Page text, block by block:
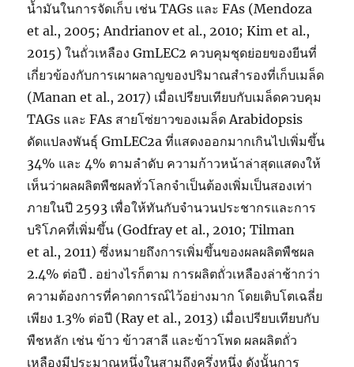
น้ำมันในการจัดเก็บ เช่น TAGs และ FAs (Mendoza
et al., 2005; Andrianov et al., 2010; Kim et al.,
2015) ในถั่วเหลือง GmLEC2 ควบคุมชุดย่อยของยีนที่
เกี่ยวข้องกับการเผาผลาญของปริมาณสำรองที่เก็บเมล็ด
(Manan et al., 2017) เมื่อเปรียบเทียบกับเมล็ดควบคุม
TAGs และ FAs สายโซ่ยาวของเมล็ด Arabidopsis
ดัดแปลงพันธุ์ GmLEC2a ที่แสดงออกมากเกินไปเพิ่มขึ้น
34% และ 4% ตามลำดับ ความก้าวหน้าล่าสุดแสดงให้
เห็นว่าผลผลิตพืชผลทั่วโลกจำเป็นต้องเพิ่มเป็นสองเท่า
ภายในปี 2593 เพื่อให้ทันกับจำนวนประชากรและการ
บริโภคที่เพิ่มขึ้น (Godfray et al., 2010; Tilman
et al., 2011) ซึ่งหมายถึงการเพิ่มขึ้นของผลผลิตพืชผล
2.4% ต่อปี . อย่างไรก็ตาม การผลิตถั่วเหลืองล่าช้ากว่า
ความต้องการที่คาดการณ์ไว้อย่างมาก โดยเติบโตเฉลี่ย
เพียง 1.3% ต่อปี (Ray et al., 2013) เมื่อเปรียบเทียบกับ
พืชหลัก เช่น ข้าว ข้าวสาลี และข้าวโพด ผลผลิตถั่ว
เหลืองมีประมาณหนึ่งในสามถึงครึ่งหนึ่ง ดังนั้นการ